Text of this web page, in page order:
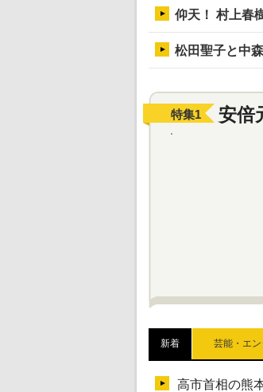
仰天！ 村上春
松田聖子と中
特集1 安倍
新着 芸能・エン